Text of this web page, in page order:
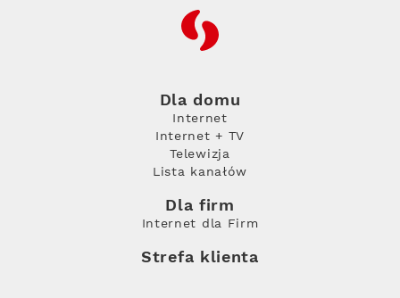
RFC
Dla domu
Internet
Internet + TV
Telewizja
Lista kanałów
Dla firm
Internet dla Firm
Strefa klienta